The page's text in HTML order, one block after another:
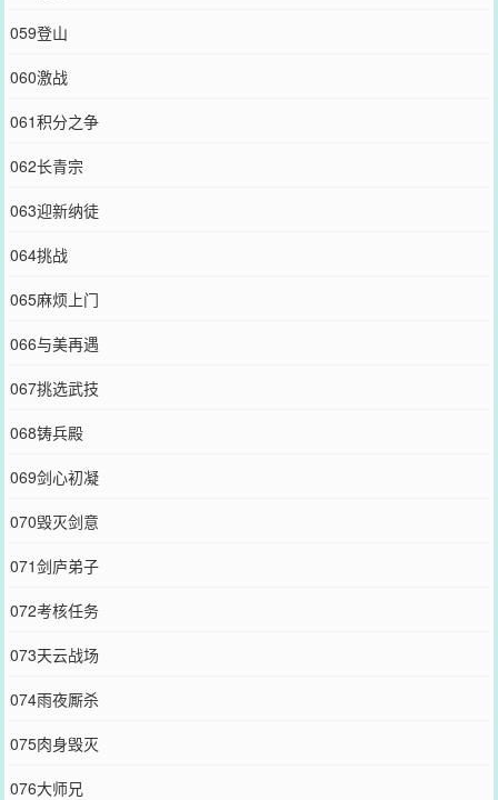
059登山
060激战
061积分之争
062长青宗
063迎新纳徒
064挑战
065麻烦上门
066与美再遇
067挑选武技
068铸兵殿
069剑心初凝
070毁灭剑意
071剑庐弟子
072考核任务
073天云战场
074雨夜厮杀
075肉身毁灭
076大师兄